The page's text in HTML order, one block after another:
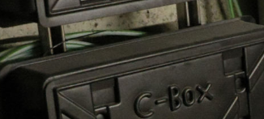
Digital Rail